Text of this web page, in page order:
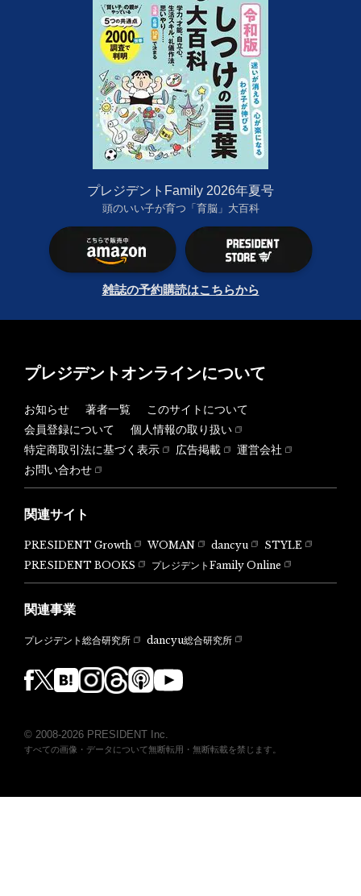
プレジデントFamily 2026年夏号
頭のいい子が育つ「育脳」大百科
雑誌の予約購読はこちらから
プレジデントオンラインについて
お知らせ 著者一覧
このサイトについて
会員登録について
個人情報の取り扱い
特定商取引法に基づく表示
広告掲載
運営会社
お問い合わせ
関連サイト
PRESIDENT Growth WOMAN dancyu
STYLE
PRESIDENT BOOKS
プレジデントFamily Online
関連事業
プレジデント総合研究所 dancyu総合研究所
© 2008-2026 PRESIDENT Inc.
すべての画像・データについて無断転用・無断転載を禁じます。